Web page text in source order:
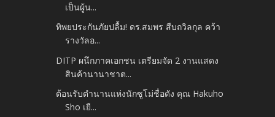
เป็นผู้น...
ทิพยประกันภัยปลื้ม! ดร.สมพร สืบถวิลกุล คว้า
รางวัลอ...
DITP ผนึกภาคเอกชน เตรียมจัด 2 งานแสดง
สินค้านานาชาต...
ต้อนรับตำนานแห่งนักซูโม่ชื่อดัง คุณ Hakuho
Sho เยื...